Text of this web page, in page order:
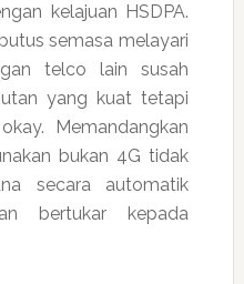
kelajuan HSDPA.
semasa melayari
telco lain susah
yang kuat tetapi
Memandangkan
bukan 4G tidak
secara automatik
bertukar kepada